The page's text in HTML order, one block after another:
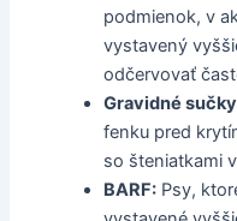
podmienok, v
vystavený
odčervovať
Gravidné
fenku pred
so šteniatkami
BARF: Psy,